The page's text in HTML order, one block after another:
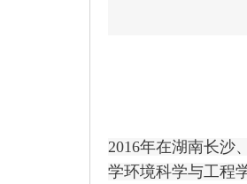
2016年在湖南长沙
学环境科学与工程